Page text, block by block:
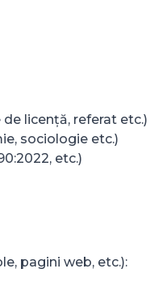
licență, referat etc.)
sociologie etc.)
etc.)
pagini web, etc.):